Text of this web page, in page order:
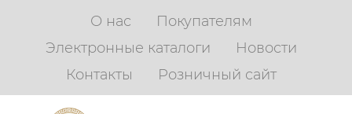
О нас
Покупателям
Электронные каталоги
Новости
Контакты
Розничный сайт